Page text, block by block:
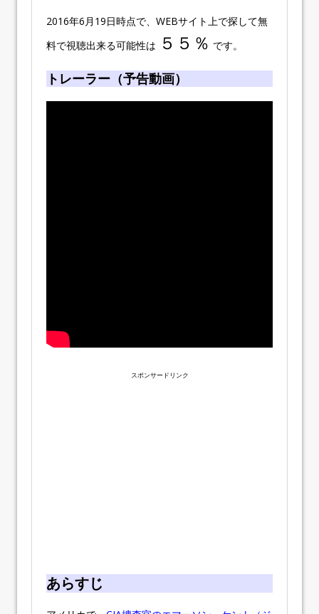
2016年6月19日時点で、WEBサイト上で探して無
料で視聴出来る可能性は ５５％ です。
トレーラー（予告動画）
スポンサードリンク
あらすじ